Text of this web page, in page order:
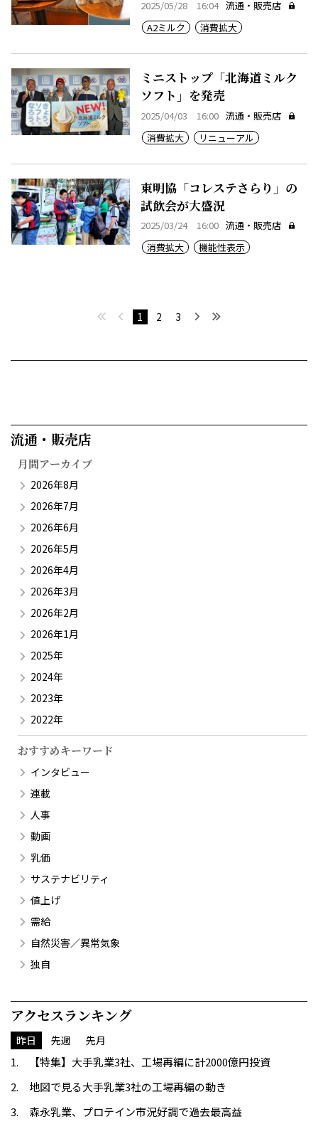
2025/05/28 16:04 流通・販売店
A2ミルク
消費拡大
ミニストップ「北海道ミルク
ソフト」を発売
2025/04/03 16:00 流通・販売店
消費拡大
リニューアル
東明協「コレステさらり」の
試飲会が大盛況
2025/03/24 16:00 流通・販売店
消費拡大
機能性表示
最初へ 前へ
1 2 3 次へ
流通・販売店​
月間アーカイブ
2026年8月
2026年7月
2026年6月
2026年5月
2026年4月
2026年3月
2026年2月
2026年1月
2025年
2024年
2023年
2022年
おすすめキーワード
インタビュー
連載
人事
動画
乳価
サステナビリティ
値上げ
需給
自然災害／異常気象
独自
アクセスランキング
昨日 先週 先月
【特集】大手乳業3社、工場再編に計2000億円投資
地図で見る大手乳業3社の工場再編の動き
森永乳業、プロテイン市況好調で過去最高益